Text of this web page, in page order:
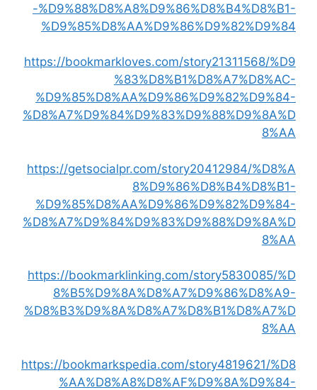
-%D9%88%D8%A8%D9%86%D8%B4%D8%B1-
%D9%85%D8%AA%D9%86%D9%82%D9%84
https://bookmarkloves.com/story21311568/%D9
%83%D8%B1%D8%A7%D8%AC-
%D9%85%D8%AA%D9%86%D9%82%D9%84-
%D8%A7%D9%84%D9%83%D9%88%D9%8A%D
8%AA
https://getsocialpr.com/story20412984/%D8%A
8%D9%86%D8%B4%D8%B1-
%D9%85%D8%AA%D9%86%D9%82%D9%84-
%D8%A7%D9%84%D9%83%D9%88%D9%8A%D
8%AA
https://bookmarklinking.com/story5830085/%D
8%B5%D9%8A%D8%A7%D9%86%D8%A9-
%D8%B3%D9%8A%D8%A7%D8%B1%D8%A7%D
8%AA
https://bookmarkspedia.com/story4819621/%D8
%AA%D8%A8%D8%AF%D9%8A%D9%84-